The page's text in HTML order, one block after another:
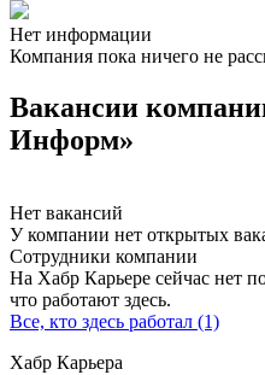
Нет информации
Компания пока ничего не
Вакансии
Информ»
Нет вакансий
У компании нет открытых
Сотрудники компании
На Хабр Карьере сейчас нет
что работают здесь.
Все, кто здесь работал (1)
Хабр Карьера